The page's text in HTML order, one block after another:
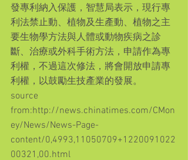
發專利納入保護，智慧局表示，現行專
利法禁止動、植物及生產動、植物之主
要生物學方法與人體或動物疾病之診
斷、治療或外科手術方法，申請作為專
利權，不過這次修法，將會開放申請專
利權，以鼓勵生技產業的發展。
source
from:http://news.chinatimes.com/CMon
ey/News/News-Page-
content/0,4993,11050709+1220091022
00321,00.html